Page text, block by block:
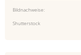
Bildnachweise:
Shutterstock